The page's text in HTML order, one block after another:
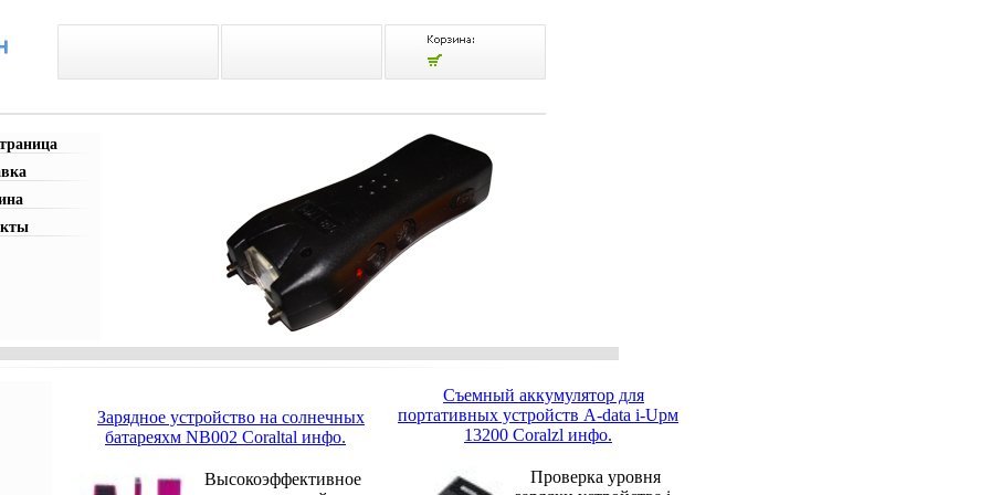
Зарядное устройство на солнечных
батареяхм NB002 Coraltal инфо.
Высокоэффективное
Cъемный аккумулятор для
портативных устройств A-data i-Upм
13200 Coralzl инфо.
Проверка уровня